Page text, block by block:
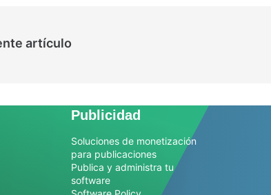
artículo
Publicidad
Soluciones de monetización
para publicaciones
Publica y administra tu
software